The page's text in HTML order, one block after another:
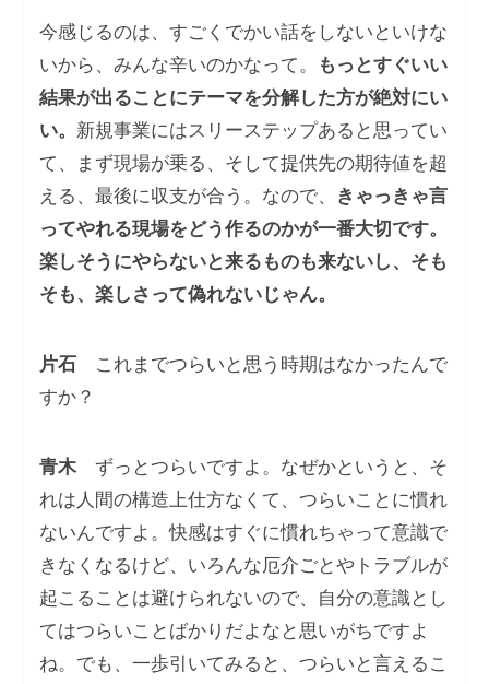
今感じるのは、すごくでかい話をしないといけな
いから、みんな辛いのかなって。
もっとすぐいい
結果が出ることにテーマを分解した方が絶対にい
い。 新規事業にはスリーステップあると思ってい
て、まず現場が乗る、そして提供先の期待値を超
える、最後に収支が合う。なので、
きゃっきゃ言
ってやれる現場をどう作るのかが一番大切です。
楽しそうにやらないと来るものも来ないし、そも
そも、楽しさって偽れないじゃん。
片石これまでつらいと思う時期はなかったんで
すか？
青木ずっとつらいですよ。なぜかというと、そ
れは人間の構造上仕方なくて、つらいことに慣れ
ないんですよ。快感はすぐに慣れちゃって意識で
きなくなるけど、いろんな厄介ごとやトラブルが
起こることは避けられないので、自分の意識とし
てはつらいことばかりだよなと思いがちですよ
ね。でも、一歩引いてみると、つらいと言えるこ